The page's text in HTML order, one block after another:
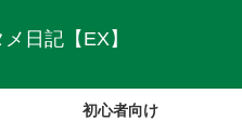
日記【EX】
初心者向け